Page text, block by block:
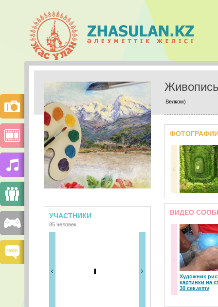
Велком)
УЧАСТНИКИ
85 человек
ВИДЕО
Художник
картинки на
30 сек.wmv